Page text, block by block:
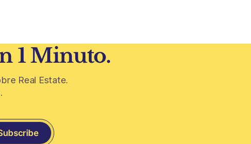
1 Minuto.
Real Estate.